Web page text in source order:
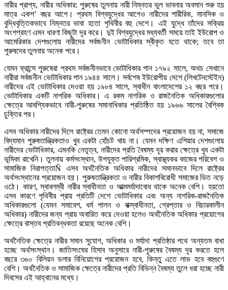
নারীর প্রাপ্য, নারীর অধিকার: পুরুষের তুলনায় নারী নিম্নতর ভুল ভাবনার অবসান শুরু হয়
মাত্র একশ’ বছর আগে। প্রথম বিশ্বযুদ্ধের আগেও নারীদের শারীরিক, মানসিক ও
বুদ্ধিবৃত্তিকভাবে নিম্নতর ভাবা হতো পৃথিবীর বহু দেশে। এই যুদ্ধে তাঁদের সক্রিয়
অংশগ্রহণ এমন ধারণা কিছুটা দূর করে। দুই বিশ্বযুদ্ধের মধ্যবর্তী সময়ে তাই ইউরোপ ও
আমেরিকার দেশগুলোয় নারীদের সর্বজনীন ভোটাধিকার স্বীকৃত হতে থাকে; তবে তা
পুরুষদের তুলনায় অনেক পরে।
যেমন ফ্রান্সে পুরুষেরা প্রথম সর্বজনীনভাবে ভোটাধিকার পান ১৭৯২ সালে, অথচ সেখানে
নারীরা সর্বজনীন ভোটাধিকার পান ১৯৪৪ সালে। সর্বশেষ ইউরোপীয় দেশে (লিখটেনস্টেইন)
নারীদের এই ভোটাধিকার দেওয়া হয় ১৯৮৪ সালে, স্বাধীন বাংলাদেশের ১২ বছর পরে।
ভোটাধিকার একটি নাগরিক অধিকার। এ রকম নাগরিক ও রাজনৈতিক অধিকারগুলোর
ক্ষেত্রে আবশ্যিকভাবে নারী-পুরুষের সমানাধিকার প্রতিষ্ঠিত হয় ১৯৬৬ সালের বৈশ্বিক
চুক্তির পর।
এসব অধিকার নারীদের দিলে রাষ্ট্রের তেমন কোনো অর্থসম্পদের প্রয়োজন হয় না, সমাজে
বিদ্যমান পুরুষতান্ত্রিকতাও খুব একটা হোঁচট খায় না। যেমন দক্ষিণ এশিয়ার দেশগুলোয়
নারীদের ভোটাধিকার, এমনকি নেতৃত্ব, নারীদের প্রতি বৈষম্য দূর করার ক্ষেত্রে খুব একটা
ভূমিকা রাখেনি। তুলনায় কর্মসংস্থান, উপযুক্ত পারিশ্রমিক, স্বাস্থ্যকর কাজের পরিবেশ ও
সামাজিক নিরাপত্তাÑ এসব অর্থনৈতিক অধিকার নারীদের সমানভাবে দিলে রাষ্ট্রের
অর্থসংস্থানের প্রয়োজন হয়। পুরুষতান্ত্রিকতা ও নারীর বিকাশবিরোধী সমাজের ভিত নড়ে
ওঠে। কারণ, স্বাবলম্বী নারীর স্বাধীনতা ও আত্মমর্যাদাবোধ থাকে অনেক বেশি। হয়তো
এসব কারণে পৃথিবীর প্রায় প্রতিটি দেশে ভোটাধিকার এবং অন্য নাগরিক-রাজনৈতিক
অধিকারগুলো (যেমন সমাবেশ, ধর্ম পালন ও বাক্স্বাধীনতা, গ্রেপ্তার ও বিচারকালীন
অধিকার) নারীদের জন্য প্রায় অবারিত করে দেওয়া হলেও অর্থনৈতিক অধিকার প্রয়োগের
ক্ষেত্রে বাস্তব প্রতিবন্ধকতা রয়েছে অনেক বেশি।
অর্থনৈতিক ক্ষেত্রে নারীর সমান সুযোগ, অধিকার ও মর্যাদা প্রতিষ্ঠার পথে অন্যতম বাধা
হচ্ছে অর্থসংস্থান। জাতিসংঘের হিসাব অনুসারে নারী-পুরুষের বৈষম্য দূর করতে হলে
বছরে ৩৬০ বিলিয়ন ডলার বিনিয়োগের প্রয়োজন হবে, কিন্তু এতে লাভ হবে বহুগুণে
বেশি। অর্থনৈতিক ও সামাজিক ক্ষেত্রে নারীদের প্রতি বিভিন্ন বৈষম্য তুলে ধরা হচ্ছে নারী
দিবসের এই আহ্বানের মধ্যে।